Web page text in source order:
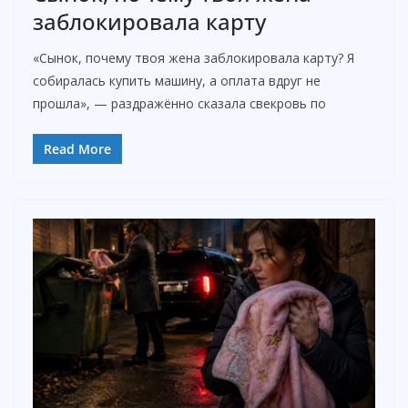
i
d
e
заблокировала карту
«Сынок, почему твоя жена заблокировала карту? Я
собиралась купить машину, а оплата вдруг не
прошла», — раздражённо сказала свекровь по
Read More